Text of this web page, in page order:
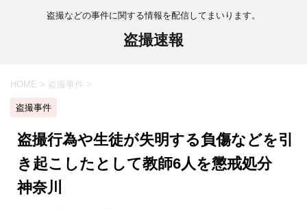
盗撮などの事件に関する情報を配信してまいります。
盗撮速報
HOME > 盗撮事件 >
盗撮事件
盗撮行為や生徒が失明する負傷などを引
き起こしたとして教師6人を懲戒処分
神奈川